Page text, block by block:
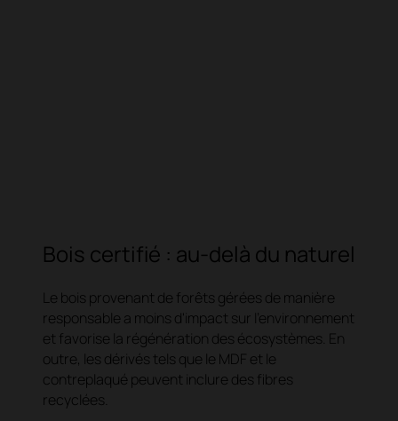
Bois certifié : au-delà du naturel
Le bois provenant de forêts gérées de manière
responsable a moins d'impact sur l'environnement
et favorise la régénération des écosystèmes. En
outre, les dérivés tels que le MDF et le
contreplaqué peuvent inclure des fibres
recyclées.